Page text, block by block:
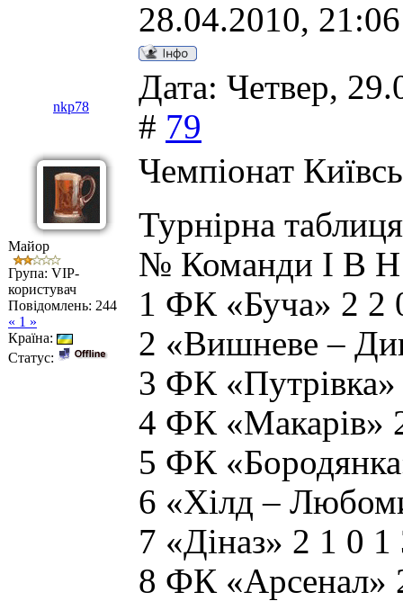
28.04.2010, 21:06
nkp78
Дата: Четвер,
# 79
Майор
Група: VIP-
користувач
Повідомлень: 244
« 1 »
Країна:
Статус:
Чемпіонат
Турнірна
№ Команди І В
1 ФК «Буча» 2 2
2 «Вишневе –
3 ФК
4 ФК «Макарів»
5 ФК
6 «Хілд –
7 «Діназ» 2 1 0
8 ФК «Арсенал»